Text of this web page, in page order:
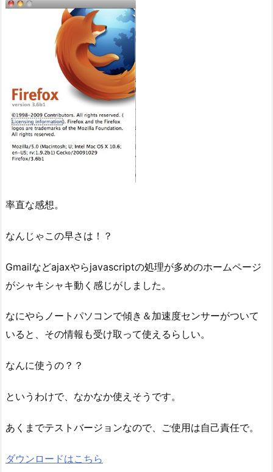
率直な感想。
なんじゃこの早さは！？
Gmailなどajaxやらjavascriptの処理が多めのホームページ
がシャキシャキ動く感じがしました。
なにやらノートパソコンで傾き＆加速度センサーがついて
いると、その情報も受け取って使えるらしい。
なんに使うの？？
というわけで、なかなか使えそうです。
あくまでテストバージョンなので、ご使用は自己責任で。
ダウンロードはこちら